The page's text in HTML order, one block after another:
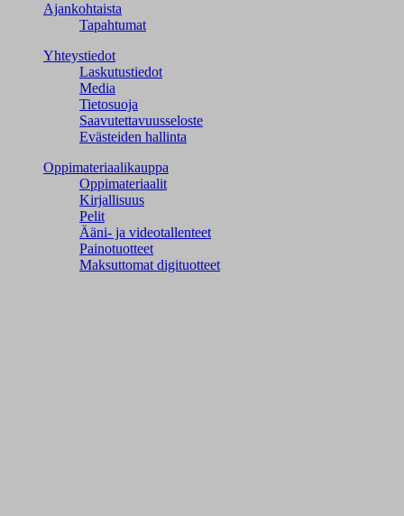
Ajankohtaista
Tapahtumat
Yhteystiedot
Laskutustiedot
Media
Tietosuoja
Saavutettavuusseloste
Evästeiden hallinta
Oppimateriaalikauppa
Oppimateriaalit
Kirjallisuus
Pelit
Ääni- ja videotallenteet
Painotuotteet
Maksuttomat digituotteet